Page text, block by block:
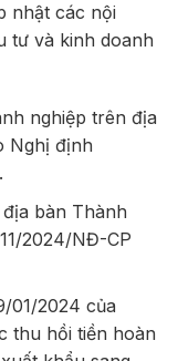
nhật các nội
tư và kinh doanh
nghiệp trên địa
Nghị định
bàn Thành
2024/NĐ-CP
01/2024 của
thu hồi tiền hoàn